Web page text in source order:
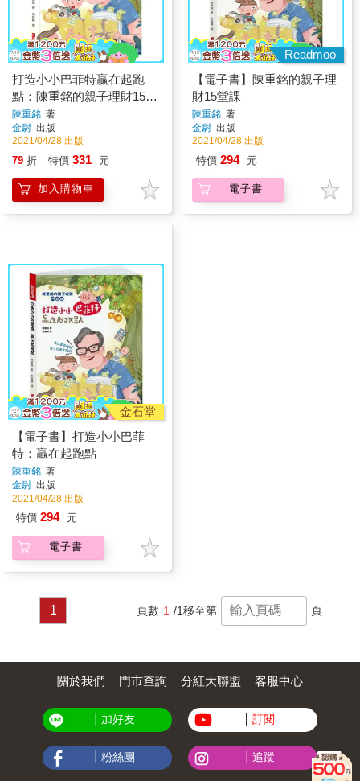
打造小小巴菲特贏在起跑
點：陳重銘的親子理財15堂
課
陳重銘 著
金尉 出版
2021/04/28 出版
79 折 特價 331 元
加入購物車
Readmoo
【電子書】陳重銘的親子理
財15堂課
陳重銘 著
金尉 出版
2021/04/28 出版
特價 294 元
電子書
金石堂
【電子書】打造小小巴菲
特：贏在起跑點
陳重銘 著
金尉 出版
2021/04/28 出版
特價 294 元
電子書
1 頁數 1 /1移至第 頁
關於我們 門市查詢 分紅大聯盟 客服中心
加好友 訂閱
粉絲團 追蹤